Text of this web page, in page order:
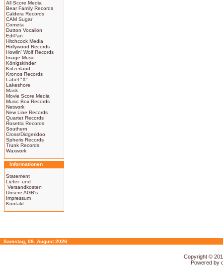
All Score Media
Bear Family Records
Caldera Records
CAM Sugar
Cometa
Dutton Vocalion
EdiPan
Hitchcock Media
Hollywood Records
Howlin' Wolf Records
Image Music
Königskinder
Kritzerland
Kronos Records
Label "X"
Lakeshore
Mask
Movie Score Media
Music Box Records
Network
New Line Records
Quartet Records
Rosetta Records
Southern
Cross/Didgeridoo
Spheris Records
Trunk Records
Waxwork
Informationen
Statement
Liefer- und
Versandkosten
Unsere AGB's
Impressum
Kontakt
Samstag, 08. August 2026
Copyright ©
Powered by